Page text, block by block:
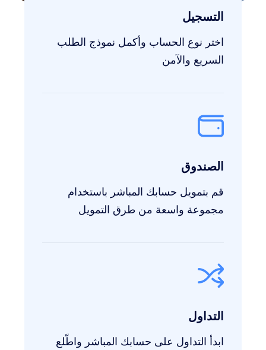
التسجيل
اختر نوع الحساب وأكمل نموذج الطلب
السريع والآمن
الصندوق
قم بتمويل حسابك المباشر باستخدام
مجموعة واسعة من طرق التمويل
التداول
ابدأ التداول على حسابك المباشر واطّلع